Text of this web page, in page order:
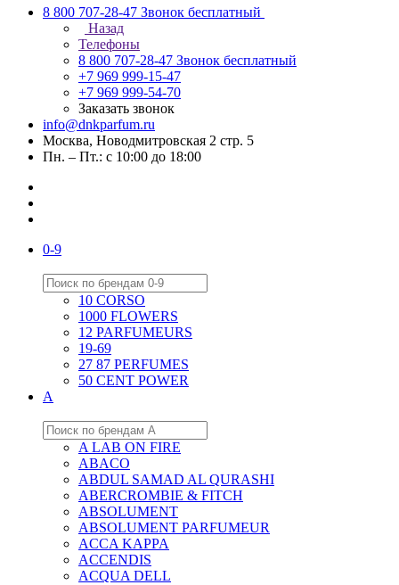
8 800 707-28-47 Звонок бесплатный
Назад
Телефоны
8 800 707-28-47 Звонок бесплатный
+7 969 999-15-47
+7 969 999-54-70
Заказать звонок
info@dnkparfum.ru
Москва, Новодмитровская 2 стр. 5
Пн. – Пт.: с 10:00 до 18:00
0-9
10 CORSO
1000 FLOWERS
12 PARFUMEURS
19-69
27 87 PERFUMES
50 CENT POWER
A
A LAB ON FIRE
ABACO
ABDUL SAMAD AL QURASHI
ABERCROMBIE & FITCH
ABSOLUMENT
ABSOLUMENT PARFUMEUR
ACCA KAPPA
ACCENDIS
ACQUA DELL